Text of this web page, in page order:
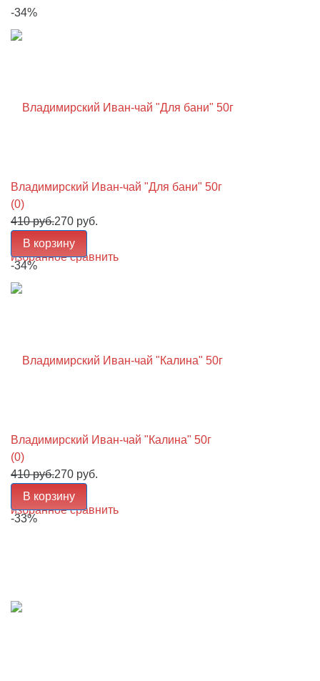
-34%
избранное сравнить
Владимирский Иван-чай "Для бани" 50г
(0)
410 руб.270 руб.
В корзину
-34%
избранное сравнить
Владимирский Иван-чай "Калина" 50г
(0)
410 руб.270 руб.
В корзину
-33%